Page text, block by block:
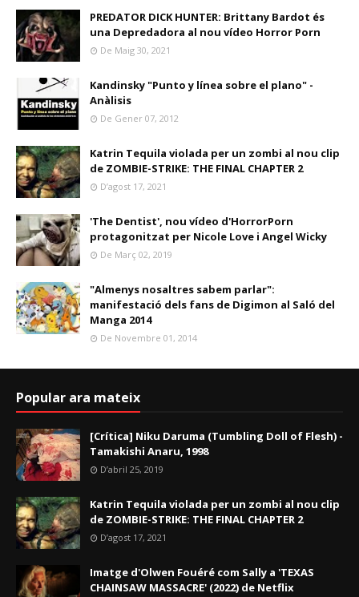
PREDATOR DICK HUNTER: Brittany Bardot és
una Depredadora al nou vídeo Horror Porn
De Maig 30, 2021
Kandinsky "Punto y línea sobre el plano" -
Anàlisis
De Gener 07, 2012
Katrin Tequila violada per un zombi al nou clip
de ZOMBIE-STRIKE: THE FINAL CHAPTER 2
D’agost 17, 2021
'The Dentist', nou vídeo d'HorrorPorn
protagonitzat per Nicole Love i Angel Wicky
De Març 02, 2019
"Almenys nosaltres sabem parlar":
manifestació dels fans de Digimon al Saló del
Manga 2014
De Novembre 01, 2014
Popular ara mateix
[Crítica] Niku Daruma (Tumbling Doll of Flesh) -
Tamakishi Anaru, 1998
D’abril 25, 2019
Katrin Tequila violada per un zombi al nou clip
de ZOMBIE-STRIKE: THE FINAL CHAPTER 2
D’agost 17, 2021
Imatge d'Olwen Fouéré com Sally a 'TEXAS
CHAINSAW MASSACRE' (2022) de Netflix